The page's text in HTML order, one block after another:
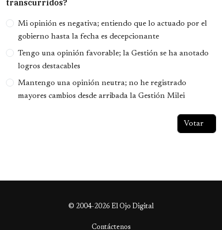
transcurridos?
Opciones
Mi opinión es negativa; entiendo que lo actuado por el
gobierno hasta la fecha es decepcionante
Tengo una opinión favorable; la Gestión se ha anotado
logros destacables
Mantengo una opinión neutra; no he registrado
mayores cambios desde arribada la Gestión Milei
© 2004-2026 El Ojo Digital
Contáctenos